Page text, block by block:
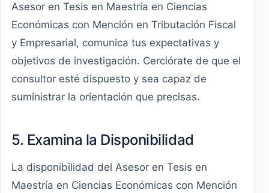
Asesor en Tesis en Maestría en Ciencias
Económicas con Mención en Tributación Fiscal
y Empresarial, comunica tus expectativas y
objetivos de investigación. Cerciórate de que el
consultor esté dispuesto y sea capaz de
suministrar la orientación que precisas.
5. Examina la Disponibilidad
La disponibilidad del Asesor en Tesis en
Maestría en Ciencias Económicas con Mención